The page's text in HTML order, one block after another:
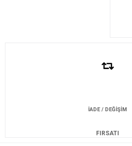
İADE / DEĞİŞİM
FIRSATI